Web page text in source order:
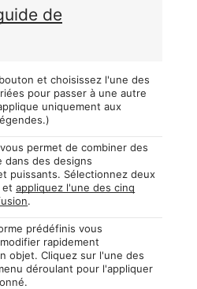
de
et choisissez l'une des
pour passer à une autre
uniquement aux
permet de combiner des
dans des designs
puissants. Sélectionnez deux
etappliquez l'une des cinq
.
prédéfinis vous
rapidement
objet. Cliquez sur l'une des
déroulant pour l'appliquer